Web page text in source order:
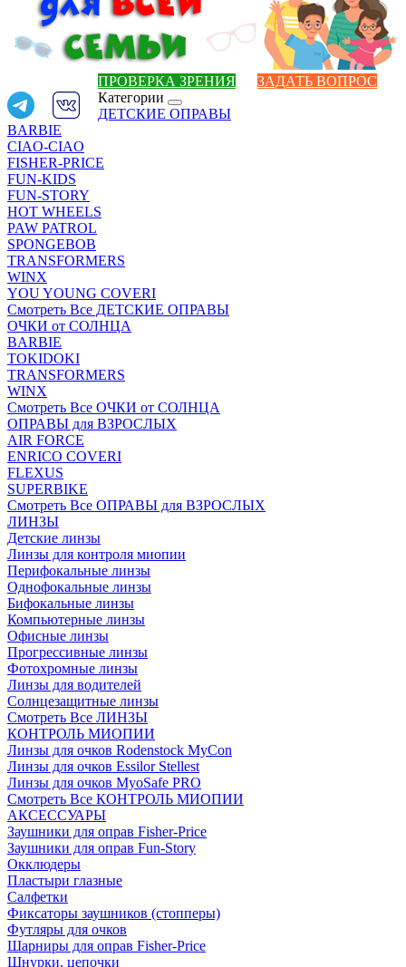
ПРОВЕРКА ЗРЕНИЯ
ЗАДАТЬ ВОПРОС
Категории
ДЕТСКИЕ ОПРАВЫ
BARBIE
CIAO-CIAO
FISHER-PRICE
FUN-KIDS
FUN-STORY
HOT WHEELS
PAW PATROL
SPONGEBOB
TRANSFORMERS
WINX
YOU YOUNG COVERI
Смотреть Все ДЕТСКИЕ ОПРАВЫ
ОЧКИ от СОЛНЦА
BARBIE
TOKIDOKI
TRANSFORMERS
WINX
Смотреть Все ОЧКИ от СОЛНЦА
ОПРАВЫ для ВЗРОСЛЫХ
AIR FORCE
ENRICO COVERI
FLEXUS
SUPERBIKE
Смотреть Все ОПРАВЫ для ВЗРОСЛЫХ
ЛИНЗЫ
Детские линзы
Линзы для контроля миопии
Перифокальные линзы
Однофокальные линзы
Бифокальные линзы
Компьютерные линзы
Офисные линзы
Прогрессивные линзы
Фотохромные линзы
Линзы для водителей
Солнцезащитные линзы
Смотреть Все ЛИНЗЫ
КОНТРОЛЬ МИОПИИ
Линзы для очков Rodenstock MyCon
Линзы для очков Essilor Stellest
Линзы для очков MyoSafe PRO
Смотреть Все КОНТРОЛЬ МИОПИИ
АКСЕССУАРЫ
Заушники для оправ Fisher-Price
Заушники для оправ Fun-Story
Окклюдеры
Пластыри глазные
Салфетки
Фиксаторы заушников (стопперы)
Футляры для очков
Шарниры для оправ Fisher-Price
Шнурки, цепочки